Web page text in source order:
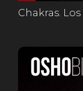
Chakras.